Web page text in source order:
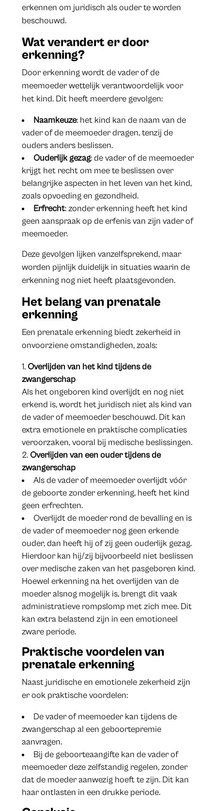
erkennen om juridisch als ouder te worden
beschouwd.
Wat verandert er door
erkenning?
Door erkenning wordt de vader of de
meemoeder wettelijk verantwoordelijk voor
het kind. Dit heeft meerdere gevolgen:
Naamkeuze: het kind kan de naam van de
vader of de meemoeder dragen, tenzij de
ouders anders beslissen.
Ouderlijk gezag: de vader of de meemoeder
krijgt het recht om mee te beslissen over
belangrijke aspecten in het leven van het kind,
zoals opvoeding en gezondheid.
Erfrecht: zonder erkenning heeft het kind
geen aanspraak op de erfenis van zijn vader of
meemoeder.
Deze gevolgen lijken vanzelfsprekend, maar
worden pijnlijk duidelijk in situaties waarin de
erkenning nog niet heeft plaatsgevonden.
Het belang van prenatale
erkenning
Een prenatale erkenning biedt zekerheid in
onvoorziene omstandigheden, zoals:
Overlijden van het kind tijdens de
zwangerschap
Als het ongeboren kind overlijdt en nog niet
erkend is, wordt het juridisch niet als kind van
de vader of meemoeder beschouwd. Dit kan
extra emotionele en praktische complicaties
veroorzaken, vooral bij medische beslissingen.
Overlijden van een ouder tijdens de
zwangerschap
Als de vader of meemoeder overlijdt vóór
de geboorte zonder erkenning, heeft het kind
geen erfrechten.
Overlijdt de moeder rond de bevalling en is
de vader of meemoeder nog geen erkende
ouder, dan heeft hij of zij geen ouderlijk gezag.
Hierdoor kan hij/zij bijvoorbeeld niet beslissen
over medische zaken van het pasgeboren kind.
Hoewel erkenning na het overlijden van de
moeder alsnog mogelijk is, brengt dit vaak
administratieve rompslomp met zich mee. Dit
kan extra belastend zijn in een emotioneel
zware periode.
Praktische voordelen van
prenatale erkenning
Naast juridische en emotionele zekerheid zijn
er ook praktische voordelen:
De vader of meemoeder kan tijdens de
zwangerschap al een geboortepremie
aanvragen.
Bij de geboorteaangifte kan de vader of
meemoeder deze zelfstandig regelen, zonder
dat de moeder aanwezig hoeft te zijn. Dit kan
haar ontlasten in een drukke periode.